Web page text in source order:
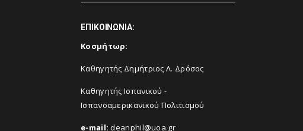
ΕΠΙΚΟΙΝΩΝΙΑ:
Κοσμήτωρ:
Καθηγητής Δημήτριος Λ. Δρόσος
Καθηγητής Ισπανικού -
Ισπανοαμερικανικού Πολιτισμού
e-mail: deanphil@uoa.gr